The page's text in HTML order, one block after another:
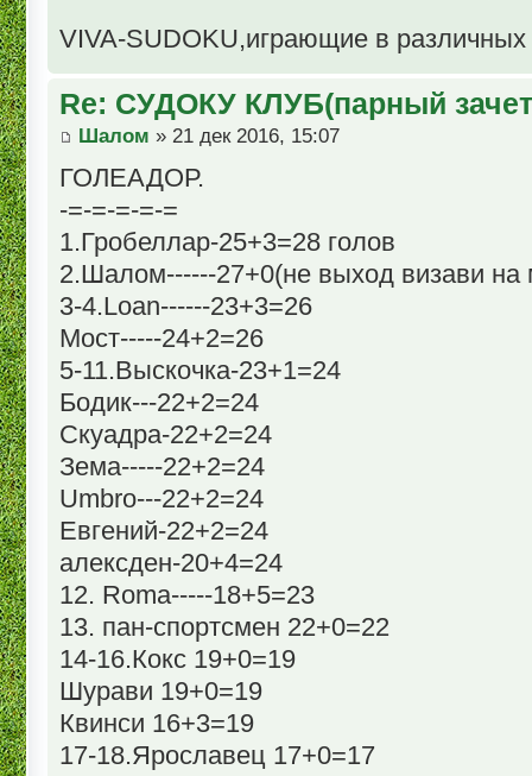
VIVA-SUDOKU,играющие в
Re: СУДОКУ КЛУБ(парный
Шалом » 21 дек 2016, 15:07
ГОЛЕАДОР.
-=-=-=-=-=
1.Гробеллар-25+3=28 голов
2.Шалом------27+0(не выход визави на
3-4.Loan------23+3=26
Мост-----24+2=26
5-11.Выскочка-23+1=24
Бодик---22+2=24
Скуадра-22+2=24
Зема-----22+2=24
Umbro---22+2=24
Евгений-22+2=24
алексден-20+4=24
12. Roma-----18+5=23
13. пан-спортсмен 22+0=22
14-16.Кокс 19+0=19
Шурави 19+0=19
Квинси 16+3=19
17-18.Ярославец 17+0=17